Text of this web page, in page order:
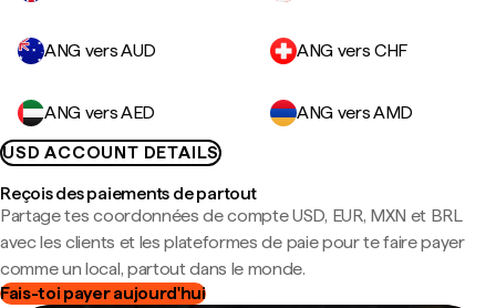
ANG vers AUD ANG vers CHF
ANG vers AED
ANG vers AMD
USD ACCOUNT DETAILS
Reçois des paiements de partout
Partage tes coordonnées de compte USD, EUR, MXN et BRL
avec les clients et les plateformes de paie pour te faire payer
comme un local, partout dans le monde.
Fais-toi payer aujourd'hui